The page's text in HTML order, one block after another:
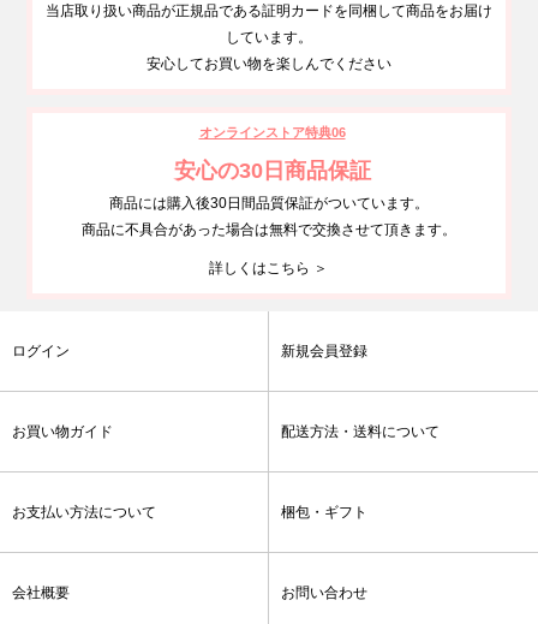
当店取り扱い商品が正規品である証明カードを同梱して商品をお届け
しています。
安心してお買い物を楽しんでください
オンラインストア特典06
安心の30日商品保証
商品には購入後30日間品質保証がついています。
商品に不具合があった場合は無料で交換させて頂きます。
詳しくはこちら ＞
ログイン 新規会員登録
お買い物ガイド 配送方法・送料について
お支払い方法について 梱包・ギフト
会社概要 お問い合わせ